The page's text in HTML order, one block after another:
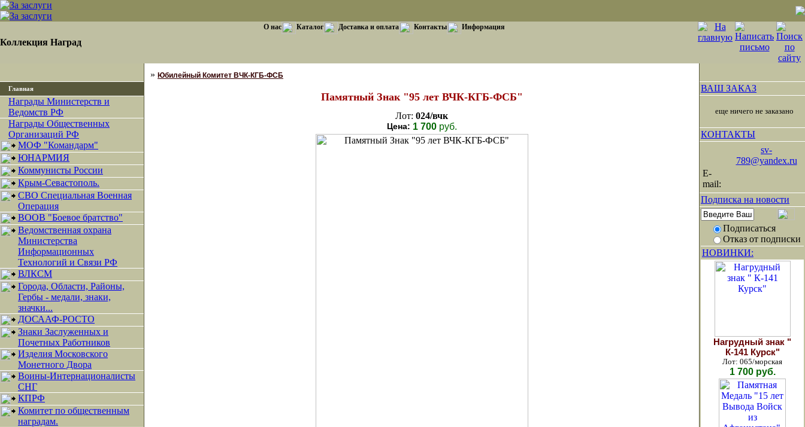
Коллекция Наград
О нас Каталог Доставка и оплата Контакты Информация
Главная
Награды Министерств и
Ведомств РФ
Награды Общественных
Организаций РФ
МОФ "Командарм"
ЮНАРМИЯ
Коммунисты России
Крым-Севастополь.
СВО Специальная Военная
Операция
ВООВ "Боевое братство"
Ведомственная охрана
Министерства
Информационных
Технологий и Связи РФ
ВЛКСМ
Города, Области, Районы,
Гербы - медали, знаки,
значки...
ДОСААФ-РОСТО
Знаки Заслуженных и
Почетных Работников
Изделия Московского
Монетного Двора
Воины-Интернационалисты
СНГ
КПРФ
Комитет по общественным
наградам.
» Юбилейный Комитет ВЧК-КГБ-ФСБ
Памятный Знак "95 лет ВЧК-КГБ-ФСБ"
Лот: 024/вчк
Цена: 1 700руб.
ВАШ ЗАКАЗ
еще ничего не заказано
КОНТАКТЫ
sv-
789@yandex.ru
E-
mail:
Подписка на новости
Подписаться
Отказ от подписки
НОВИНКИ:
Нагрудный знак "
К-141 Курск"
Лот: 065/морская
1 700 руб.